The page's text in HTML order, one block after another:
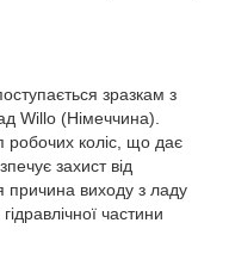
зразкам з
Willo (Німеччина).
коліс, що дає
захист від
причина виходу з ладу
частини